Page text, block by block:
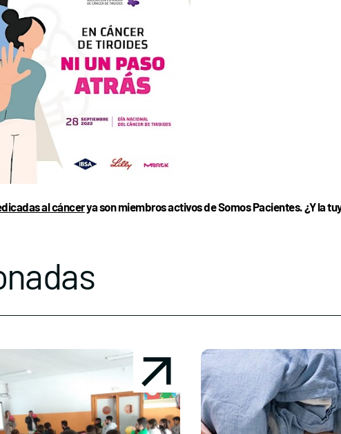
al cáncerya son miembros activos de Somos Pacientes. ¿Y la